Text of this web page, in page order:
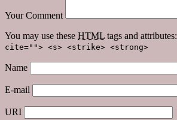
Your Comment
You may use these HTML tags and attributes:
cite=""> <s> <strike> <strong>
Name
E-mail
URI